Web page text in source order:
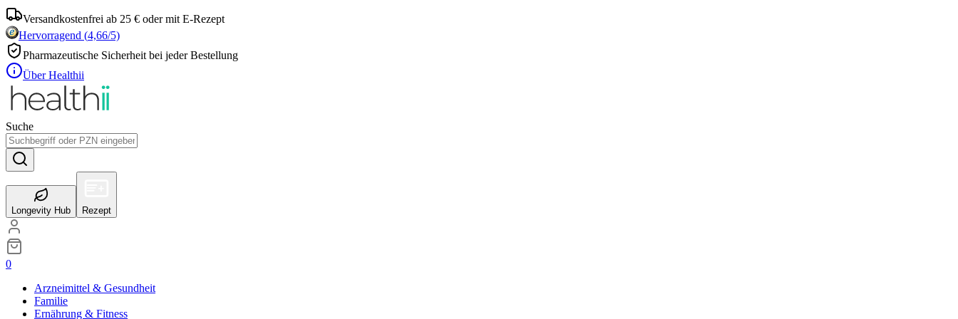
Versandkostenfrei ab 25 € oder mit E-Rezept
Hervorragend (4,66/5)
Pharmazeutische Sicherheit bei jeder Bestellung
Über Healthii
Suche
Longevity Hub Rezept
0
Arzneimittel & Gesundheit
Familie
Ernährung & Fitness